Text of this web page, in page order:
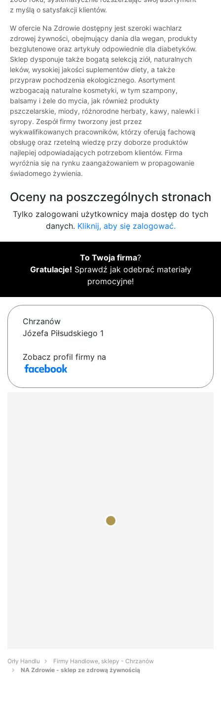
z myślą o satysfakcji klientów.
W ofercie Na Zdrowie dostępny jest szeroki wachlarz
zdrowej żywności, obejmujący dania dla wegan, produkty
bezglutenowe oraz artykuły odpowiednie dla diabetyków.
Sklep dysponuje także bogatą selekcją ziół, naturalnych
leków, wysokiej jakości suplementów diety, a także
przypraw pochodzenia ekologicznego. Asortyment
wzbogacają naturalne kosmetyki, w tym szampony,
balsamy i żele do mycia, jak również produkty
pszczelarskie, miody, różnorodne herbaty, kawy, nalewki i
syropy. Zespół firmy tworzony jest przez
wykwalifikowanych pracowników, którzy oferują fachową
obsługę oraz rzetelną wiedzę przy doborze produktów
najlepiej odpowiadających potrzebom klientów. Firma
wyróżnia się na rynku zaangażowaniem w propagowanie
świadomego żywienia.
Oceny na poszczególnych stronach
Tylko zalogowani użytkownicy maja dostęp do tych
danych. Kliknij, aby się zalogować.
To Twoja firma?
Gratulacje! Sprawdź jak odebrać materiały
promocyjne!
Chrzanów
Józefa Piłsudskiego 1
Zobacz profil firmy na
Orły Handlu
Firmy Handlowe, sklepy - Chrzanów
NA Zdrowie - sklep ze zdrową żywnością